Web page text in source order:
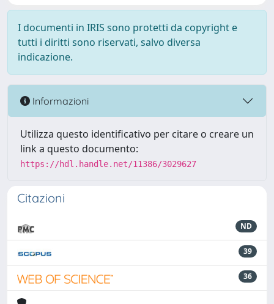
I documenti in IRIS sono protetti da copyright e
tutti i diritti sono riservati, salvo diversa
indicazione.
Informazioni
Utilizza questo identificativo per citare o creare un
link a questo documento:
https://hdl.handle.net/11386/3029627
Citazioni
ND
39
36